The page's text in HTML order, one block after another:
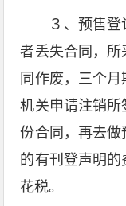
３、预售
者丢失合同，所
同作废，三个
机关申请注销所
份合同，再去做
的有刊登声明
花税。